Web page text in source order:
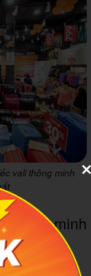
vali thông minh
thông minh